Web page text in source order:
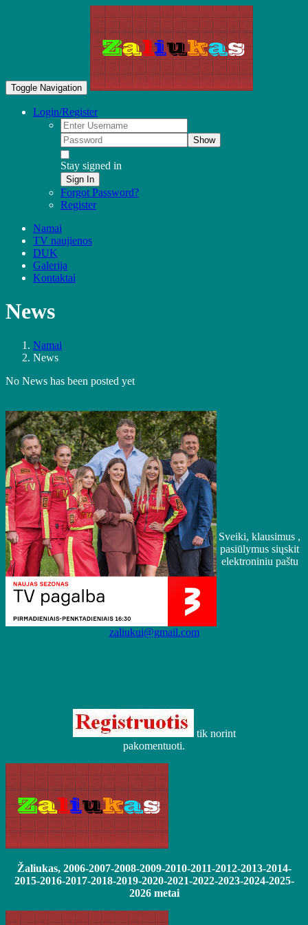
Toggle Navigation
Login/Register
Show
Stay signed in
Sign In
Forgot Password?
Register
Namai
TV naujienos
DUK
Galerija
Kontaktai
News
Namai
News
No News has been posted yet
Sveiki, klausimus ,
pasiūlymus siųskit
elektroniniu paštu
zaliukui@gmail.com
tik norint
pakomentuoti.
Žaliukas, 2006-2007-2008-2009-2010-2011-2012-2013-2014-
2015-2016-2017-2018-2019-2020-2021-2022-2023-2024-2025-
2026 metai